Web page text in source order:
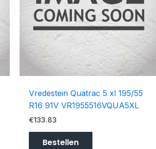
Vredestein Quatrac 5 xl 195/55
R16 91V VR1955516VQUA5XL
€133.83
Bestellen